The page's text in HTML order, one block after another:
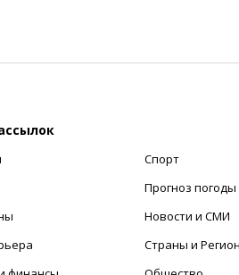
Спорт
Прогноз погоды
Новости и СМИ
Страны и